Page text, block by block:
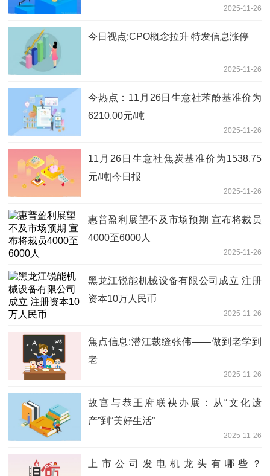
拟终止江苏吴中医药发展股份有限公司股
票上市的事先告知书》|焦点简讯
2025-11-26
今日视点:CPO概念拉升 特发信息涨停
2025-11-26
今热点：11月26日生意社苯酚基准价为
6210.00元/吨
2025-11-26
11月26日生意社焦炭基准价为1538.75
元/吨|今日报
2025-11-26
惠普盈利展望不及市场预期 宣布将裁员
4000至6000人
2025-11-26
黑龙江锐能机械设备有限公司成立 注册
资本10万人民币
2025-11-26
焦点信息:潜江裁缝张伟——做到老学到
老
2025-11-26
故宫与恭王府联袂办展：从“文化遗
产”到“美好生活”
2025-11-26
上市公司发电机龙头有哪些？